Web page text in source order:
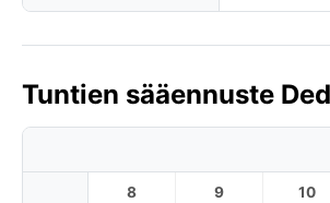
Tuntien sääennuste
8 9 10